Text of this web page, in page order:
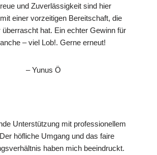
und Zuverlässigkeit sind hier
einer vorzeitigen Bereitschaft, die
überrascht hat. Ein echter Gewinn für
– viel Lob!. Gerne erneut!
– Yunus Ö
Unterstützung mit professionellem
höfliche Umgang und das faire
haben mich beeindruckt.